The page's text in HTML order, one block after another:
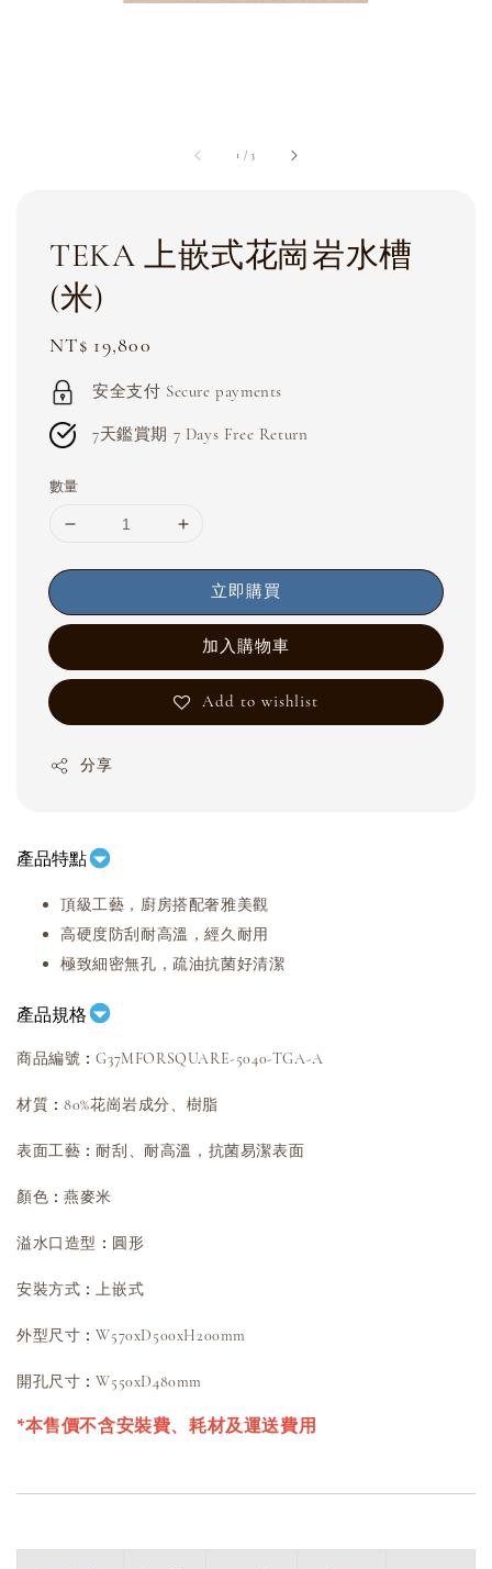
1 /3
TEKA 上嵌式花崗岩水槽
(米)
Regular
price
NT$ 19,800
安全支付 Secure payments
7天鑑賞期 7 Days Free Return
數量
立即購買
加入購物車
Add to wishlist
分享
產品特點
頂級工藝，廚房搭配奢雅美觀
高硬度防刮耐高溫，經久耐用
極致細密無孔，疏油抗菌好清潔
產品規格
商品編號 ：G37MFORSQUARE-5040-TGA-A
材質 ：80%花崗岩成分、樹脂
表面工藝 ：耐刮、耐高溫，抗菌易潔表面
顏色 ：燕麥米
溢水口造型 ： 圓形
安裝方式 ：上嵌式
外型尺寸 ：W570xD500xH200mm
開孔尺寸 ：W550xD480mm
*本售價不含安裝費、耗材及運送費用